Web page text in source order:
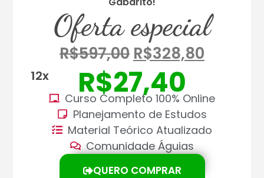
Oferta especial
R$597,00 R$328,80
R$27,40
12x
Curso Completo 100% Online
Planejamento de Estudos
Material Teórico Atualizado
Comunidade Águias
QUERO COMPRAR